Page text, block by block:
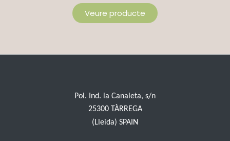
Veure producte
Pol. Ind. la Canaleta, s/n
25300 TÀRREGA
(Lleida) SPAIN